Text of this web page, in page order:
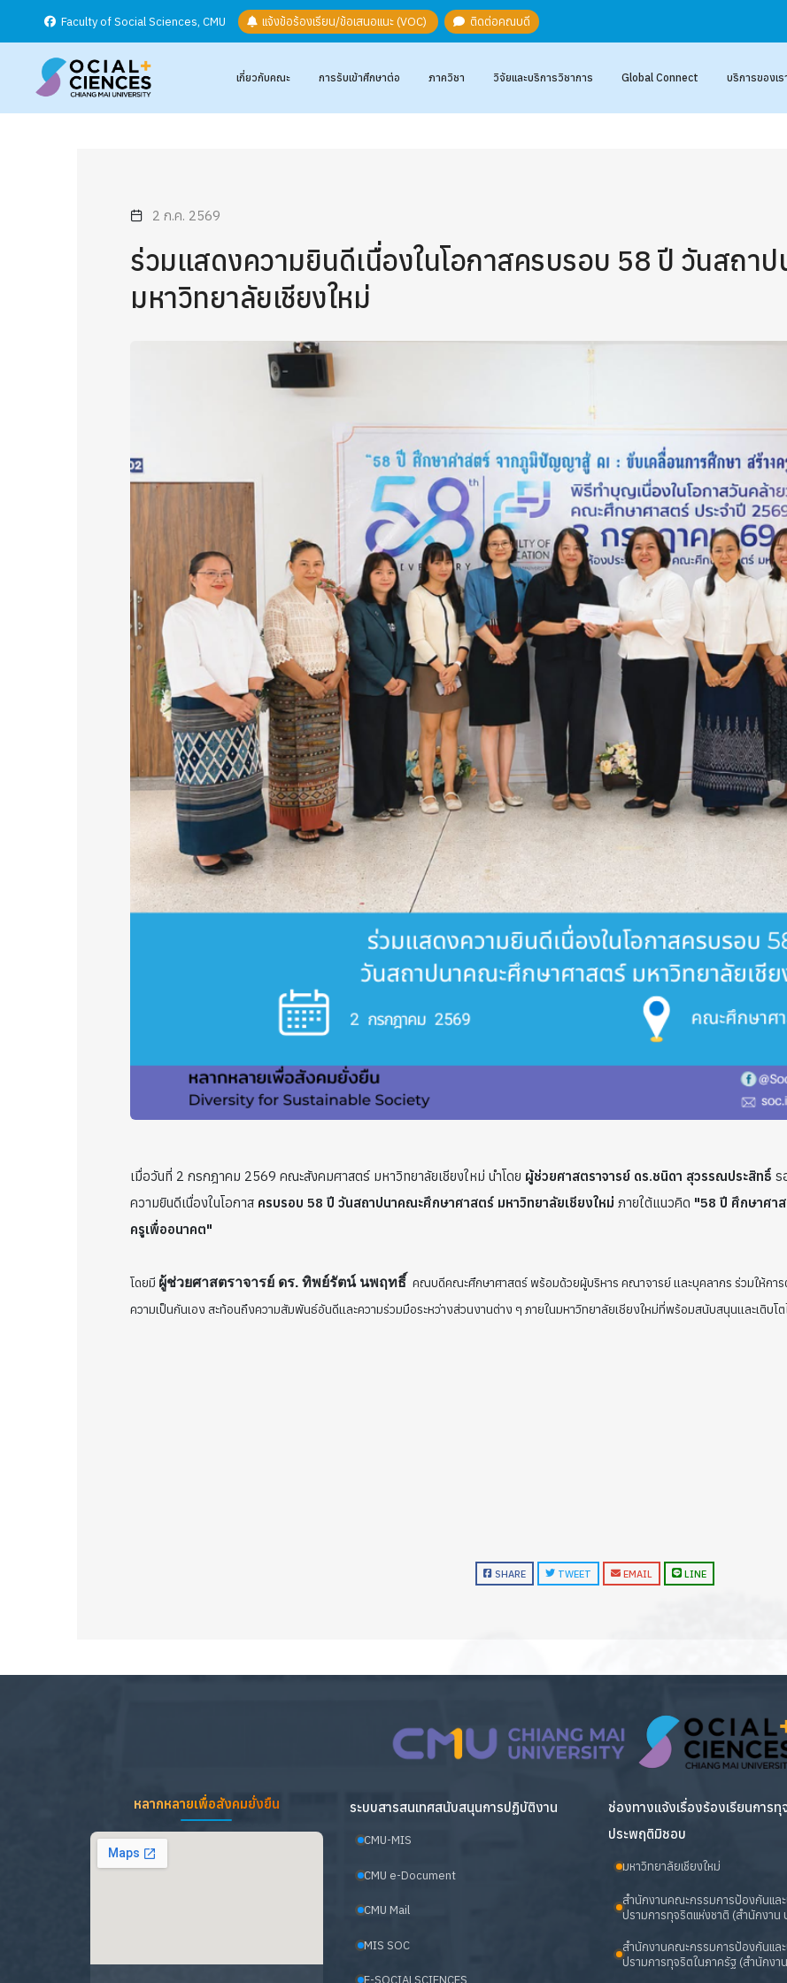
Faculty of Social Sciences, CMU แจ้งข้อร้องเรียน/ข้อเสนอแนะ (VOC) ติดต่อคณบดี
เกี่ยวกับคณะ การรับเข้าศึกษาต่อ ภาควิชา วิจัยและบริการวิชาการ Global Connect บริการของเร
2 ก.ค. 2569
ร่วมแสดงความยินดีเนื่องในโอกาสครบรอบ 58 ปี วันสถา
มหาวิทยาลัยเชียงใหม่
เมื่อวันที่ 2 กรกฎาคม 2569 คณะสังคมศาสตร์ มหาวิทยาลัยเชียงใหม่ นำโดย ผู้ช่วยศาสตราจารย์ ดร.ชนิดา สุวรรณประสิทธิ์ ร
ความยินดีเนื่องในโอกาส ครบรอบ 58 ปี วันสถาปนาคณะศึกษาศาสตร์ มหาวิทยาลัยเชียงใหม่ ภายใต้แนวคิด "58 ปี ศึกษาศา
ครูเพื่ออนาคต"
โดยมี ผู้ช่วยศาสตราจารย์ ดร. ทิพย์รัตน์ นพฤทธิ์ คณบดีคณะศึกษาศาสตร์ พร้อมด้วยผู้บริหาร คณาจารย์ และบุคลากร ร่วมให้กา
ความเป็นกันเอง สะท้อนถึงความสัมพันธ์อันดีและความร่วมมือระหว่างส่วนงานต่าง ๆ ภายในมหาวิทยาลัยเชียงใหม่ที่พร้อมสนับสนุนและเติบโ
SHARE TWEET EMAIL LINE
หลากหลายเพื่อสังคมยั่งยืน ระบบสารสนเทศสนับสนุนการปฏิบัติงาน
CMU-MIS
CMU e-Document
CMU Mail
MIS SOC
ช่องทางแจ้งเรื่องร้องเรียนการทุ
ประพฤติมิชอบ
มหาวิทยาลัยเชียงใหม่
สำนักงานคณะกรรมการป้องกันแล
ปรามการทุจริตแห่งชาติ (สำนักงาน
สำนักงานคณะกรรมการป้องกันแล
ปรามการทุจริตในภาครัฐ (สำนักงา